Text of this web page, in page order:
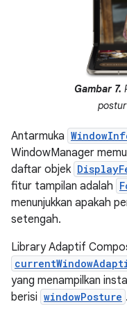
Gambar 7.
Antarmuka
WindowManager
daftar objek
fitur tampilan adalah
menunjukkan apakah
setengah.
Library Adaptif
yang menampilkan
berisi windowPosture .